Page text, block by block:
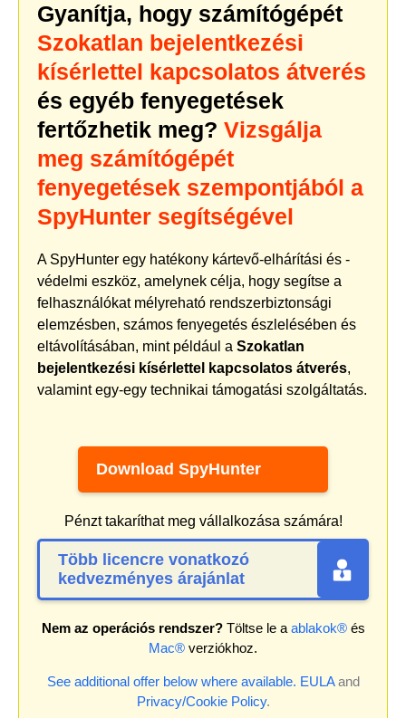
Gyanítja, hogy számítógépét
Szokatlan bejelentkezési
kísérlettel kapcsolatos átverés
és egyéb fenyegetések
fertőzhetik meg? Vizsgálja
meg számítógépét
fenyegetések szempontjából a
SpyHunter segítségével
A SpyHunter egy hatékony kártevő-elhárítási és -
védelmi eszköz, amelynek célja, hogy segítse a
felhasználókat mélyreható rendszerbiztonsági
elemzésben, számos fenyegetés észlelésében és
eltávolításában, mint például a Szokatlan
bejelentkezési kísérlettel kapcsolatos átverés,
valamint egy-egy technikai támogatási szolgáltatás.
Download SpyHunter
Pénzt takaríthat meg vállalkozása számára!
Több licencre vonatkozó
kedvezményes árajánlat
Nem az operációs rendszer?Töltse le a ablakok®és
Mac® verziókhoz.
See additional offer below where available. EULAand
Privacy/Cookie Policy.